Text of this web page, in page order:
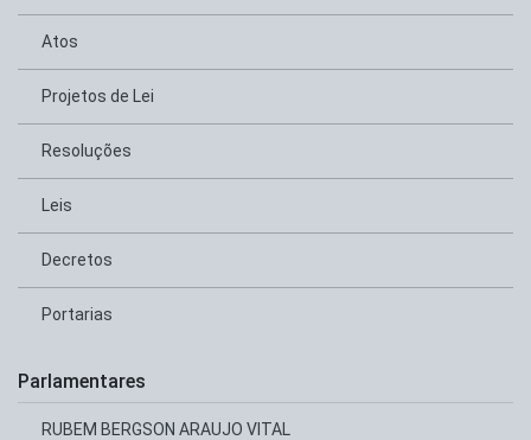
Atos
Projetos de Lei
Resoluções
Leis
Decretos
Portarias
Parlamentares
RUBEM BERGSON ARAUJO VITAL